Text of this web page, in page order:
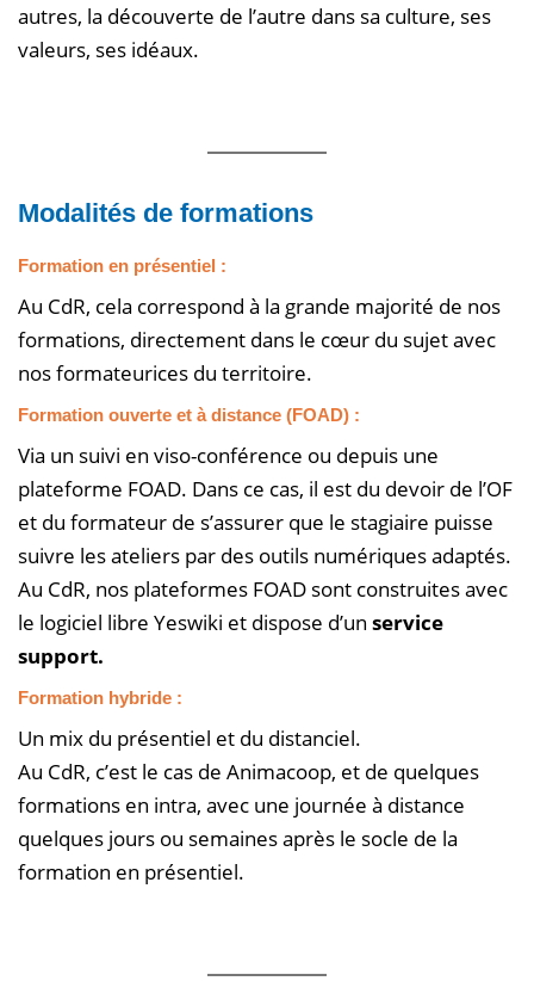
autres, la découverte de l’autre dans sa culture, ses
valeurs, ses idéaux.
Modalités de formations
Formation en présentiel :
Au CdR, cela correspond à la grande majorité de nos
formations, directement dans le cœur du sujet avec
nos formateurices du territoire.
Formation ouverte et à distance (FOAD) :
Via un suivi en viso-conférence ou depuis une
plateforme FOAD. Dans ce cas, il est du devoir de l’OF
et du formateur de s’assurer que le stagiaire puisse
suivre les ateliers par des outils numériques adaptés.
Au CdR, nos plateformes FOAD sont construites avec
le logiciel libre Yeswiki et dispose d’un service
support.
Formation hybride :
Un mix du présentiel et du distanciel.
Au CdR, c’est le cas de Animacoop, et de quelques
formations en intra, avec une journée à distance
quelques jours ou semaines après le socle de la
formation en présentiel.